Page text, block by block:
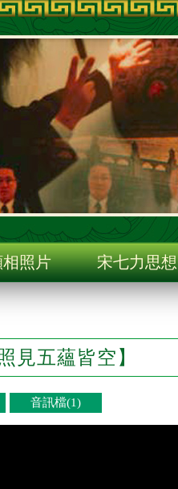
照片 宋七力思想
見五蘊皆空】
音訊檔(1)